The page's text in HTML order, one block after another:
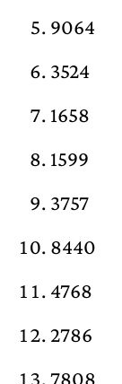
9064
3524
1658
1599
3757
8440
4768
2786
7808